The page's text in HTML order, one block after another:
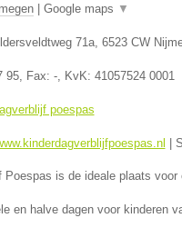
| Google maps ▼
71a, 6523 CW
95, Fax: -, KvK: 41057524 0001
poespas
Poespas is de ideale plaats voor
en halve dagen voor kinderen